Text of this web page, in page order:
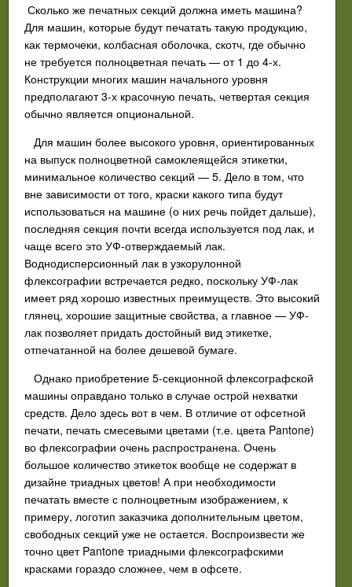
Сколько же печатных секций должна иметь машина?
Для машин, которые будут печатать такую продукцию,
как термочеки, колбасная оболочка, скотч, где обычно
не требуется полноцветная печать — от 1 до 4-х.
Конструкции многих машин начального уровня
предполагают 3-х красочную печать, четвертая секция
обычно является опциональной.
Для машин более высокого уровня, ориентированных
на выпуск полноцветной самоклеящейся этикетки,
минимальное количество секций — 5. Дело в том, что
вне зависимости от того, краски какого типа будут
использоваться на машине (о них речь пойдет дальше),
последняя секция почти всегда используется под лак, и
чаще всего это УФ-отверждаемый лак.
Воднодисперсионный лак в узкорулонной
флексографии встречается редко, поскольку УФ-лак
имеет ряд хорошо известных преимуществ. Это высокий
глянец, хорошие защитные свойства, а главное — УФ-
лак позволяет придать достойный вид этикетке,
отпечатанной на более дешевой бумаге.
Однако приобретение 5-секционной флексографской
машины оправдано только в случае острой нехватки
средств. Дело здесь вот в чем. В отличие от офсетной
печати, печать смесевыми цветами (т.е. цвета Pantone)
во флексографии очень распространена. Очень
большое количество этикеток вообще не содержат в
дизайне триадных цветов! А при необходимости
печатать вместе с полноцветным изображением, к
примеру, логотип заказчика дополнительным цветом,
свободных секций уже не остается. Воспроизвести же
точно цвет Pantone триадными флексографскими
красками гораздо сложнее, чем в офсете.